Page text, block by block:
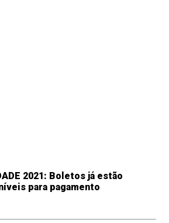
2021: Boletos já estão
para pagamento